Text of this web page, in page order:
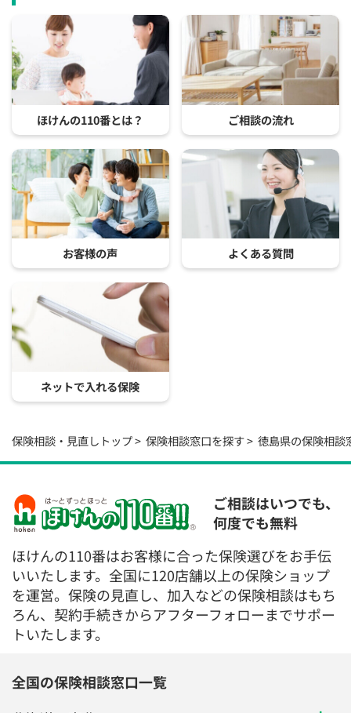
ほけんの110番とは？ ご相談の流れ
お客様の声 よくある質問
ネットで入れる保険
保険相談・見直しトップ 保険相談窓口を探す 徳島県の保険相談
ご相談はいつでも、
何度でも無料
ほけんの110番はお客様に合った保険選びをお手伝
いいたします。全国に120店舗以上の保険ショップ
を運営。保険の見直し、加入などの保険相談はもち
ろん、契約手続きからアフターフォローまでサポー
トいたします。
全国の保険相談窓口一覧